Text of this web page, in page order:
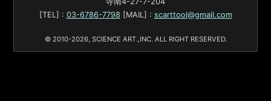
[TEL] : 03-6786-7798 [MAIL] : scarttool@gmail.com
© 2010-2026, SCIENCE ART.,INC. ALL RIGHT RESERVED.